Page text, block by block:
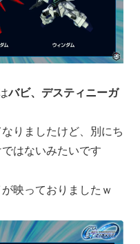
バビ、デスティニーガ
りましたけど、別にち
はないみたいです
映っておりましたｗ